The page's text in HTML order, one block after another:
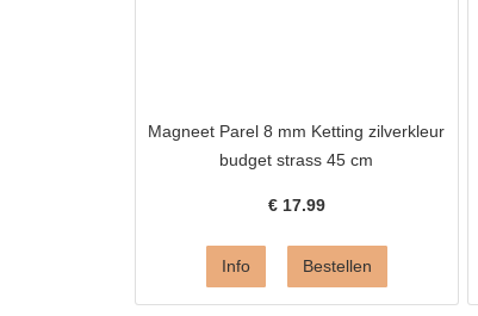
Magneet Parel 8 mm Ketting zilverkleur
budget strass 45 cm
€ 17.99